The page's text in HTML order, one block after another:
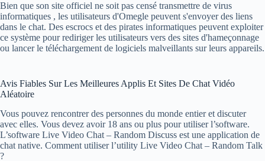
Bien que son site officiel ne soit pas censé transmettre de virus
informatiques , les utilisateurs d'Omegle peuvent s'envoyer des liens
dans le chat. Des escrocs et des pirates informatiques peuvent exploiter
ce système pour rediriger les utilisateurs vers des sites d'hameçonnage
ou lancer le téléchargement de logiciels malveillants sur leurs appareils.
Avis Fiables Sur Les Meilleures Applis Et Sites De Chat Vidéo
Aléatoire
Vous pouvez rencontrer des personnes du monde entier et discuter
avec elles. Vous devez avoir 18 ans ou plus pour utiliser l’software.
L’software Live Video Chat – Random Discuss est une application de
chat native. Comment utiliser l’utility Live Video Chat – Random Talk
?